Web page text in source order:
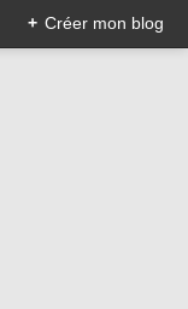
+ Créer mon blog